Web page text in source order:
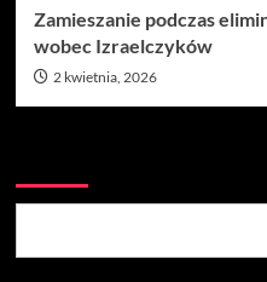
Zamieszanie podczas
wobec Izraelczyków
2 kwietnia, 2026